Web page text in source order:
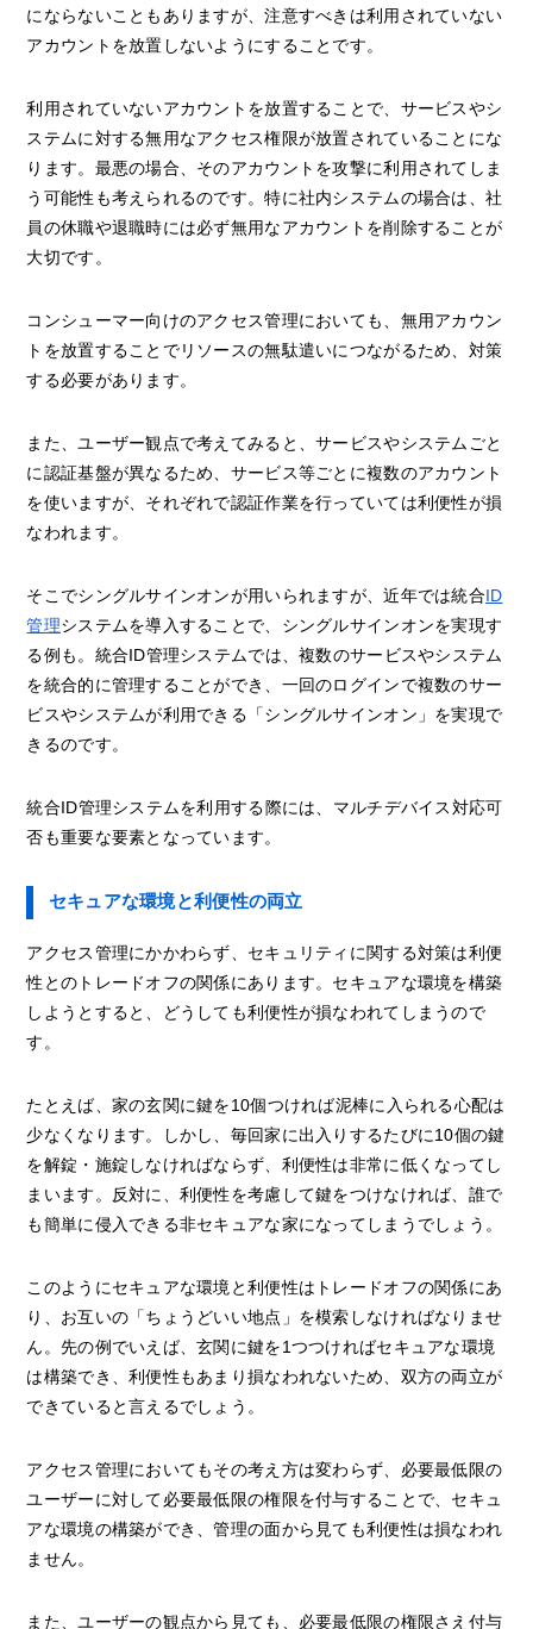
にならないこともありますが、注意すべきは利用されていない
アカウントを放置しないようにすることです。
利用されていないアカウントを放置することで、サービスやシ
ステムに対する無用なアクセス権限が放置されていることにな
ります。最悪の場合、そのアカウントを攻撃に利用されてしま
う可能性も考えられるのです。特に社内システムの場合は、社
員の休職や退職時には必ず無用なアカウントを削除することが
大切です。
コンシューマー向けのアクセス管理においても、無用アカウン
トを放置することでリソースの無駄遣いにつながるため、対策
する必要があります。
また、ユーザー観点で考えてみると、サービスやシステムごと
に認証基盤が異なるため、サービス等ごとに複数のアカウント
を使いますが、それぞれで認証作業を行っていては利便性が損
なわれます。
そこでシングルサインオンが用いられますが、近年では統合ID
管理システムを導入することで、シングルサインオンを実現す
る例も。統合ID管理システムでは、複数のサービスやシステム
を統合的に管理することができ、一回のログインで複数のサー
ビスやシステムが利用できる「シングルサインオン」を実現で
きるのです。
統合ID管理システムを利用する際には、マルチデバイス対応可
否も重要な要素となっています。
セキュアな環境と利便性の両立
アクセス管理にかかわらず、セキュリティに関する対策は利便
性とのトレードオフの関係にあります。セキュアな環境を構築
しようとすると、どうしても利便性が損なわれてしまうので
す。
たとえば、家の玄関に鍵を10個つければ泥棒に入られる心配は
少なくなります。しかし、毎回家に出入りするたびに10個の鍵
を解錠・施錠しなければならず、利便性は非常に低くなってし
まいます。反対に、利便性を考慮して鍵をつけなければ、誰で
も簡単に侵入できる非セキュアな家になってしまうでしょう。
このようにセキュアな環境と利便性はトレードオフの関係にあ
り、お互いの「ちょうどいい地点」を模索しなければなりませ
ん。先の例でいえば、玄関に鍵を1つつければセキュアな環境
は構築でき、利便性もあまり損なわれないため、双方の両立が
できていると言えるでしょう。
アクセス管理においてもその考え方は変わらず、必要最低限の
ユーザーに対して必要最低限の権限を付与することで、セキュ
アな環境の構築ができ、管理の面から見ても利便性は損なわれ
ません。
また、ユーザーの観点から見ても、必要最低限の権限さえ付与